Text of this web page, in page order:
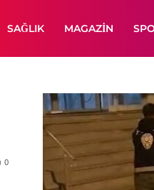
SAĞLIK MAGAZIN
0